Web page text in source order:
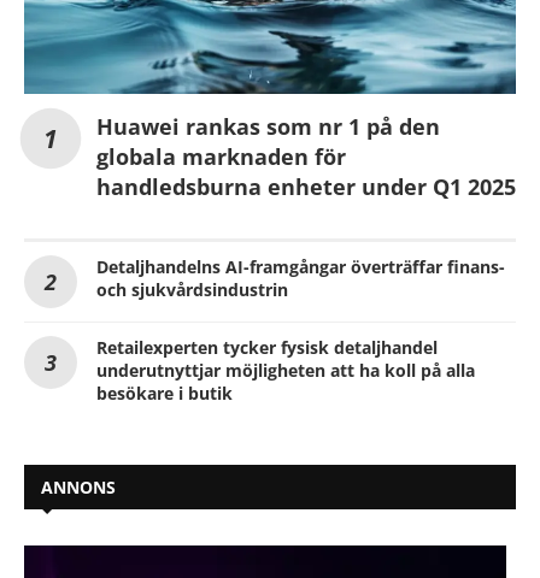
Huawei rankas som nr 1 på den
globala marknaden för
handledsburna enheter under Q1 2025
Detaljhandelns AI-framgångar överträffar finans-
och sjukvårdsindustrin
Retailexperten tycker fysisk detaljhandel
underutnyttjar möjligheten att ha koll på alla
besökare i butik
ANNONS